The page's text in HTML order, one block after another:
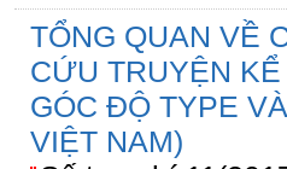
TỔNG QUAN VỀ
CỨU TRUYỆN
GÓC ĐỘ TYPE
VIỆT NAM)